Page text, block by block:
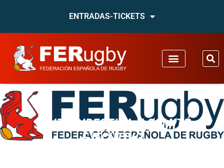
ENTRADAS-TICKETS
JUNTA DIRECTIVA Y COMITÉ
EJECUTIVO